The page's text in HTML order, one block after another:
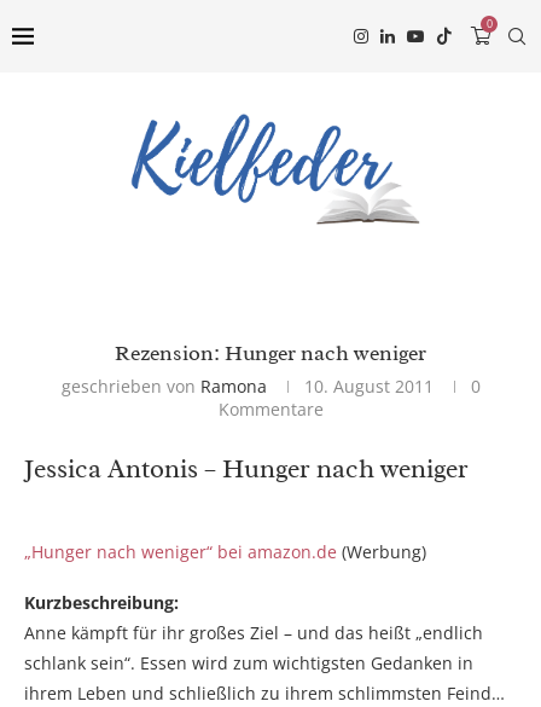
0
Rezension: Hunger nach weniger
geschrieben von Ramona 10. August 2011
0
Kommentare
Jessica Antonis – Hunger nach weniger
„Hunger nach weniger“ bei amazon.de (Werbung)
Kurzbeschreibung:
Anne kämpft für ihr großes Ziel – und das heißt „endlich
schlank sein“. Essen wird zum wichtigsten Gedanken in
ihrem Leben und schließlich zu ihrem schlimmsten Feind…